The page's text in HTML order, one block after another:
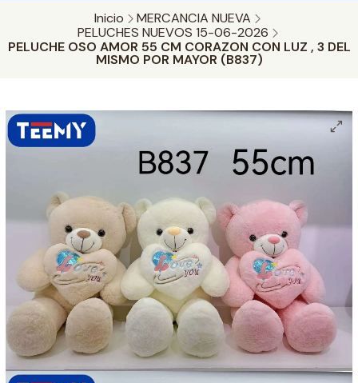
Inicio
MERCANCIA NUEVA
PELUCHES NUEVOS 15-06-2026
PELUCHE OSO AMOR 55 CM CORAZON CON LUZ , 3 DEL
MISMO POR MAYOR (B837)